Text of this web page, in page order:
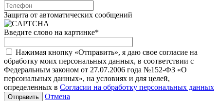
Защита от автоматических сообщений
Введите слово на картинке*
Нажимая кнопку «Отправить», я даю свое согласие на
обработку моих персональных данных, в соответствии с
Федеральным законом от 27.07.2006 года №152-ФЗ «О
персональных данных», на условиях и для целей,
определенных в Согласии на обработку персональных данных
Отмена